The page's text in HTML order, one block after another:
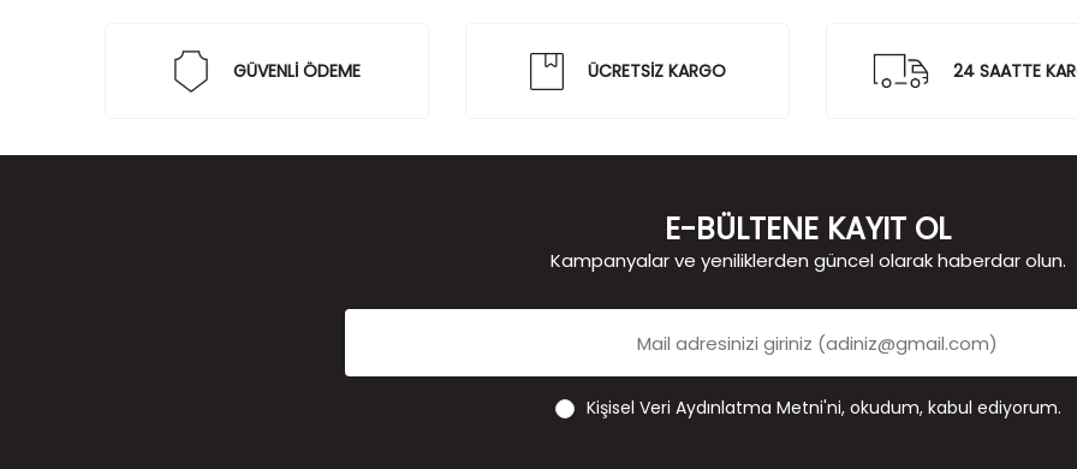
GÜVENLİ ÖDEME ÜCRETSİZ KARGO 24 SAATTE
E-BÜLTENE KAYIT OL
Kampanyalar ve yeniliklerden güncel olarak haberdar olun.
Kişisel Veri Aydınlatma Metni'ni, okudum, kabul ediyorum.